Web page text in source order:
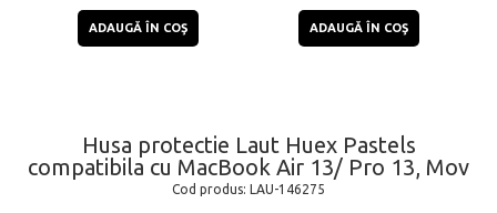
ADAUGĂ ÎN COŞ ADAUGĂ ÎN COŞ
Husa protectie Laut Huex Pastels
compatibila cu MacBook Air 13/ Pro 13, Mov
Cod produs: LAU-146275